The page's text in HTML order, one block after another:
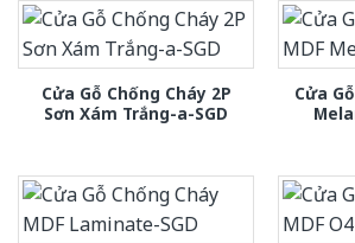
Cửa Gỗ Chống Cháy 2P
Sơn Xám Trắng-a-SGD
Cửa